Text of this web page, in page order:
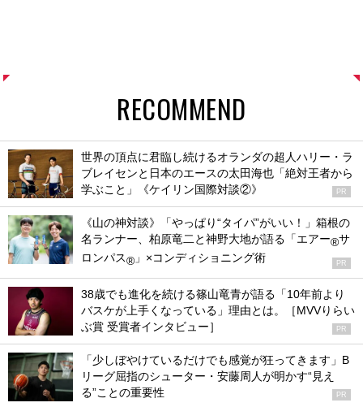
RECOMMEND
世界の頂点に君臨し続けるオランダの超人ハリー・ラ
ブレイセンと日本のエースの太田海也「絶対王者から
学ぶこと」《ケイリン国際対談②》
PR
《山の神対談》「やっぱり“タイパ”がいい！」箱根の
名ランナー、柏原竜二と神野大地が語る「エアー®サ
ロンパス® 」×コンディショニング術 PR
38歳でも進化を続ける篠山竜青が語る「10年前より
バスケが上手くなっている」理由とは。［MVVりらい
ぶ賞 受賞者インタビュー］
PR
「少しぼやけているだけでも感覚が狂ってきます」B
リーグ屈指のシューター・安藤周人が明かす“見え
る”ことの重要性
PR